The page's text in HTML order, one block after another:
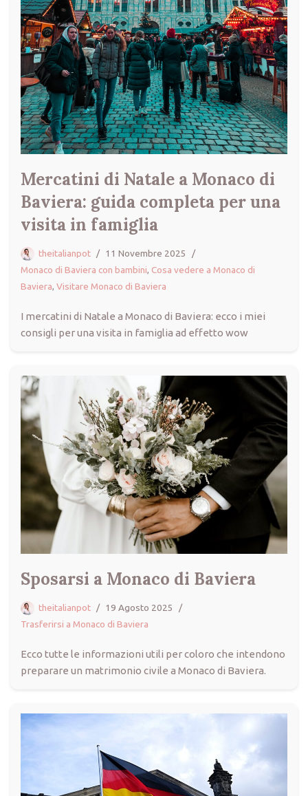
Mercatini di Natale a Monaco di
Baviera: guida completa per una
visita in famiglia
theitalianpot
11 Novembre 2025
Monaco di Baviera con bambini, Cosa vedere a Monaco di
Baviera, Visitare Monaco di Baviera
I mercatini di Natale a Monaco di Baviera: ecco i miei
consigli per una visita in famiglia ad effetto wow
Sposarsi a Monaco di Baviera
theitalianpot
19 Agosto 2025
Trasferirsi a Monaco di Baviera
Ecco tutte le informazioni utili per coloro che intendono
preparare un matrimonio civile a Monaco di Baviera.